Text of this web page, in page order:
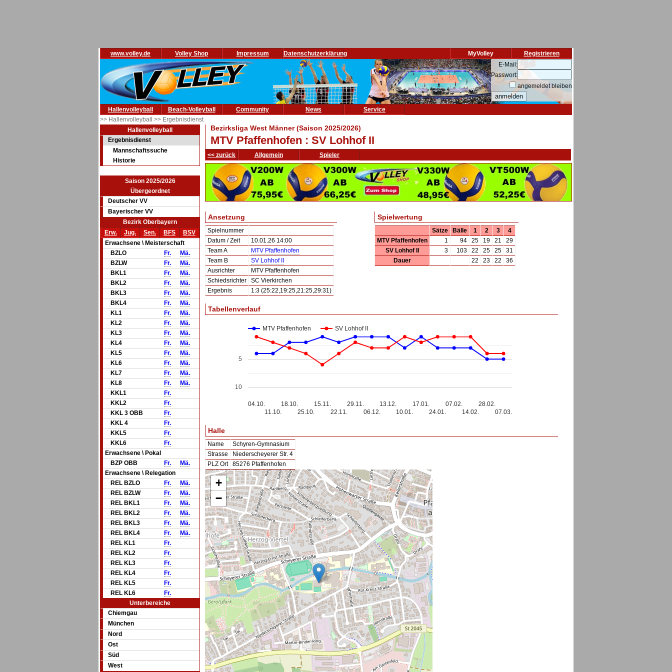
www.volley.de Volley Shop Impressum Datenschutzerklärung Registrieren
MyVolley
E-Mail:
Passwort:
angemeldet bleiben
Hallenvolleyball Beach-Volleyball Community News
Service
>> Hallenvolleyball >> Ergebnisdienst
Hallenvolleyball
Ergebnisdienst
Mannschaftssuche
Historie
Saison 2025/2026
Übergeordnet
Deutscher VV
Bayerischer VV
Bezirk Oberbayern
Erw.
Jug. Sen. BFS
BSV
Erwachsene \ Meisterschaft
BZLO
Fr.
Mä.
BZLW
Fr.
Mä.
BKL1
Fr.
Mä.
BKL2
Fr.
Mä.
BKL3
Fr.
Mä.
BKL4
Fr.
Mä.
KL1
Fr.
Mä.
KL2
Fr.
Mä.
KL3
Fr.
Mä.
KL4
Fr.
Mä.
KL5
Fr.
Mä.
KL6
Fr.
Mä.
KL7
Fr.
Mä.
KL8
Fr.
Mä.
KKL1
Fr.
KKL2
Fr.
KKL 3 OBB
Fr.
KKL 4
Fr.
KKL5
Fr.
KKL6
Fr.
Erwachsene \ Pokal
BZP OBB
Fr.
Mä.
Erwachsene \ Relegation
REL BZLO
Fr.
Mä.
REL BZLW
Fr.
Mä.
REL BKL1
Fr.
Mä.
REL BKL2
Fr.
Mä.
REL BKL3
Fr.
Mä.
REL BKL4
Fr.
Mä.
REL KL1
Fr.
REL KL2
Fr.
REL KL3
Fr.
REL KL4
Fr.
REL KL5
Fr.
REL KL6
Fr.
Unterbereiche
Chiemgau
München
Nord
Ost
Süd
West
Bezirksliga West Männer (Saison 2025/2026)
MTV Pfaffenhofen : SV Lohhof II
<< zurück Allgemein Spieler
Ansetzung
Spielnummer
Datum / Zeit
10.01.26 14:00
Team A
MTV Pfaffenhofen
Team B
SV Lohhof II
Ausrichter
MTV Pfaffenhofen
Schiedsrichter
SC Vierkirchen
Ergebnis
1:3 (25:22,19:25,21:25,29:31)
Spielwertung
Sätze Bälle 1 2 3
4
MTV Pfaffenhofen
1 94 25 19 21
29
SV Lohhof II
3 103 22 25 25
31
Dauer
22 23 22 36
Tabellenverlauf
MTV Pfaffenhofen SV Lohhof II
04.10.
11.10.
18.10.
25.10.
15.11.
22.11.
29.11.
06.12.
13.12.
10.01.
17.01.
24.01.
07.02.
14.02.
28.02.
07.03.
5
10
Halle
Name
Schyren-Gymnasium
Strasse
Niederscheyerer Str. 4
PLZ Ort
85276 Pfaffenhofen
+
−